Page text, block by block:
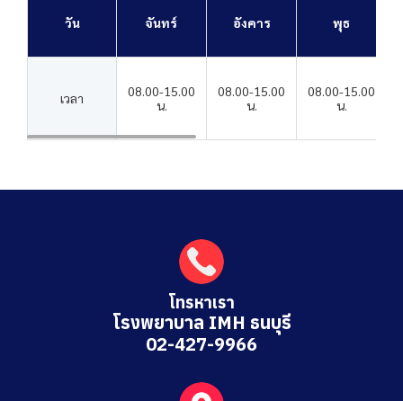
วัน จันทร์ อังคาร พุธ
เวลา
08.00-15.00
น.
08.00-15.00
น.
08.00-15.00
น.
โทรหาเรา
โรงพยาบาล IMH ธนบุรี
02-427-9966